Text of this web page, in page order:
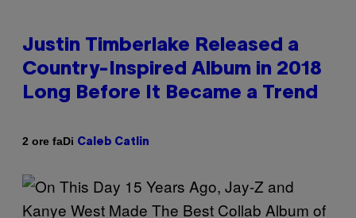
Justin Timberlake Released a
Country-Inspired Album in 2018
Long Before It Became a Trend
2 ore faDi Caleb Catlin